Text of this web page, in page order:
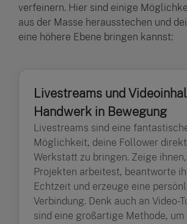
verfeinern. Hier sind einige
aus der Masse herausstechen und
eine höhere Ebene bringen kannst:
Livestreams und
Handwerk in Bewegung
Livestreams sind eine
Möglichkeit, deine Follower
Werkstatt zu bringen. Zeige
Projekten arbeitest, beantworte
Echtzeit und erzeuge eine
Verbindung. Denk auch an Video-
sind eine großartige Methode, um